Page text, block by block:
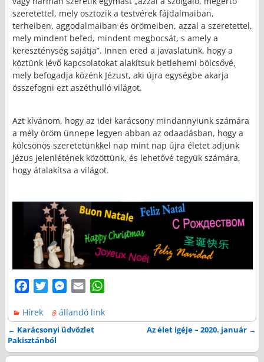
szeretettel, mely osztozik a testvérek fájdalmaiban,
terheiben, aggodalmaiban és örömeiben, azzal a szeretettel,
mely mindent befed, mindent megbocsát, s amely a
kereszténység sajátja”. Innen ered a javaslatunk, hogy a
köztünk lévő kapcsolatokat alakítsuk betlehemi bölcsővé,
mely befogadja közénk Jézust, aki újra egységbe akarja
összefogni ezt aszéthulló világot.
Azt kívánom, hogy az idei karácsony mindannyiunk számára
a mély öröm ünnepe legyen abban az odaadásban, hogy a
kölcsönös szeretetünkkel nap mint nap újra életet adjunk
Jézus jelenlétének közöttünk, és lehetővé tegyük számára,
hogy átalakítsa a világot.
c
e
b
o
t
t
e
M
s
s
n
a
i
a
A
Hírek állandó link
Bejegyzés navigáció
← Karácsonyi üdvözlet
Pakisztánból
Az élet igéje – 2020. január →